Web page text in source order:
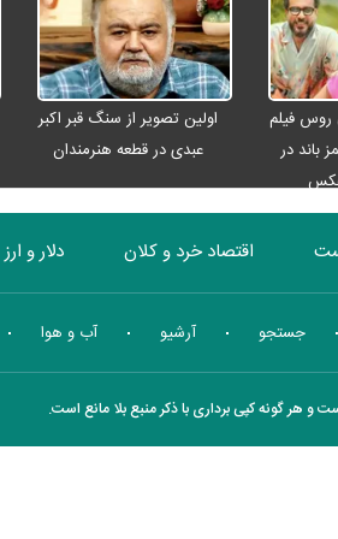
روس فیلم
باند در
اولین تصویر از سنگ قبر اکبر
عبدی در قطعه هنرمندان
اقتصاد خرد و کلان دلار و ارز
بورس انرژی چندرسانه ای جستجو آرشیو آب و هوا